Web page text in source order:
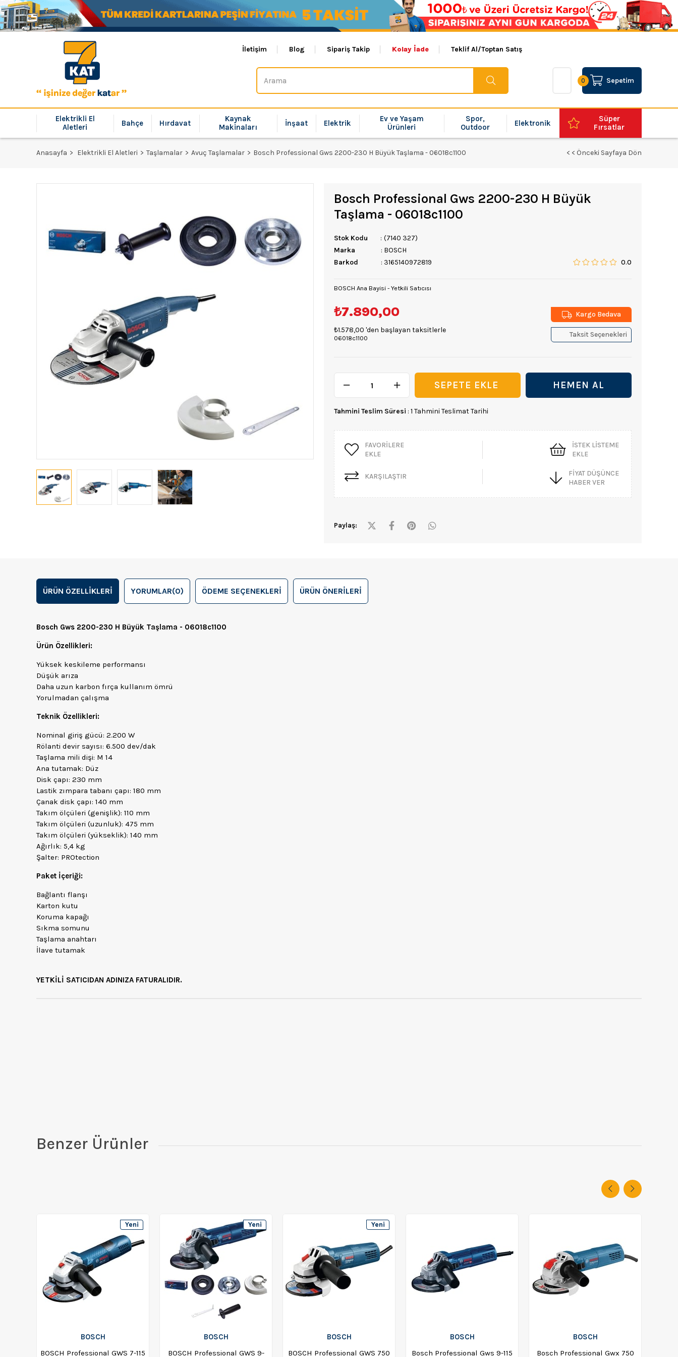
İletişim Blog Sipariş Takip Kolay İade Teklif Al/Toptan Satış
Sepetim
0
Elektrikli El
Aletleri
Bahçe Hırdavat
Kaynak
Makinaları
İnşaat Elektrik
Ev ve Yaşam
Ürünleri
Spor,
Outdoor
Elektronik
Süper
Fırsatlar
Anasayfa Elektrikli El Aletleri Taşlamalar Avuç Taşlamalar Bosch Professional Gws 2200-230 H Büyük Taşlama - 06018c1100 < < Önceki Sayfaya Dön
Bosch Professional Gws 2200-230 H Büyük
Taşlama - 06018c1100
Stok Kodu
(7140 327)
Marka
: BOSCH
Barkod
: 3165140972819 0.0
BOSCH Ana Bayisi - Yetkili Satıcısı
₺7.890,00
₺1.578,00 'den başlayan taksitlerle
06018c1100
Kargo Bedava
Taksit Seçenekleri
Tahmini Teslim Süresi : 1 Tahmini Teslimat Tarihi
FAVORILERE
EKLE
İSTEK LISTEME
EKLE
KARŞILAŞTIR
FIYAT DÜŞÜNCE
HABER VER
Paylaş:
ÜRÜN ÖZELLIKLERI YORUMLAR(0) ÖDEME SEÇENEKLERI ÜRÜN ÖNERILERI
Bosch Gws 2200-230 H Büyük Taşlama - 06018c1100
Ürün Özellikleri:
Yüksek keskileme performansı
Düşük arıza
Daha uzun karbon fırça kullanım ömrü
Yorulmadan çalışma
Teknik Özellikleri:
Nominal giriş gücü: 2.200 W
Rölanti devir sayısı: 6.500 dev/dak
Taşlama mili dişi: M 14
Ana tutamak: Düz
Disk çapı: 230 mm
Lastik zımpara tabanı çapı: 180 mm
Çanak disk çapı: 140 mm
Takım ölçüleri (genişlik): 110 mm
Takım ölçüleri (uzunluk): 475 mm
Takım ölçüleri (yükseklik): 140 mm
Ağırlık: 5,4 kg
Şalter: PROtection
Paket İçeriği:
Bağlantı flanşı
Karton kutu
Koruma kapağı
Sıkma somunu
Taşlama anahtarı
İlave tutamak
YETKİLİ SATICIDAN ADINIZA FATURALIDIR.
Benzer Ürünler
BOSCH
BOSCH Professional GWS 7-115
Yeni
Ürün
BOSCH
BOSCH Professional GWS 9-
Yeni
Ürün
BOSCH
BOSCH Professional GWS 750
Yeni
BOSCH
Bosch Professional Gws 9-115
BOSCH
Bosch Professional Gwx 750